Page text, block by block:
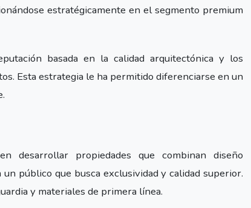
estratégicamente en el segmento premium
basada en la calidad arquitectónica y los
Esta estrategia le ha permitido diferenciarse en un
propiedades que combinan diseño
público que busca exclusividad y calidad superior.
y materiales de primera línea.